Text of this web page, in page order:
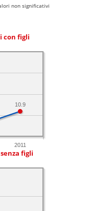
non significativi
con figli
2011
10.9
figli